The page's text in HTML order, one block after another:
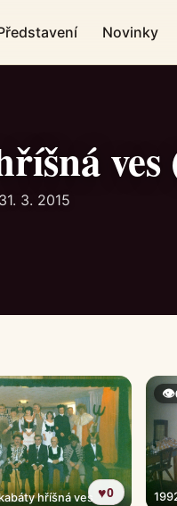
Novinky
ves
31. 3. 2015
hříšná ves ♥0
👁